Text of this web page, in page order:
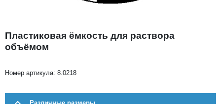
Пластиковая ёмкость для раствора
объёмом
Номер артикула: 8.0218